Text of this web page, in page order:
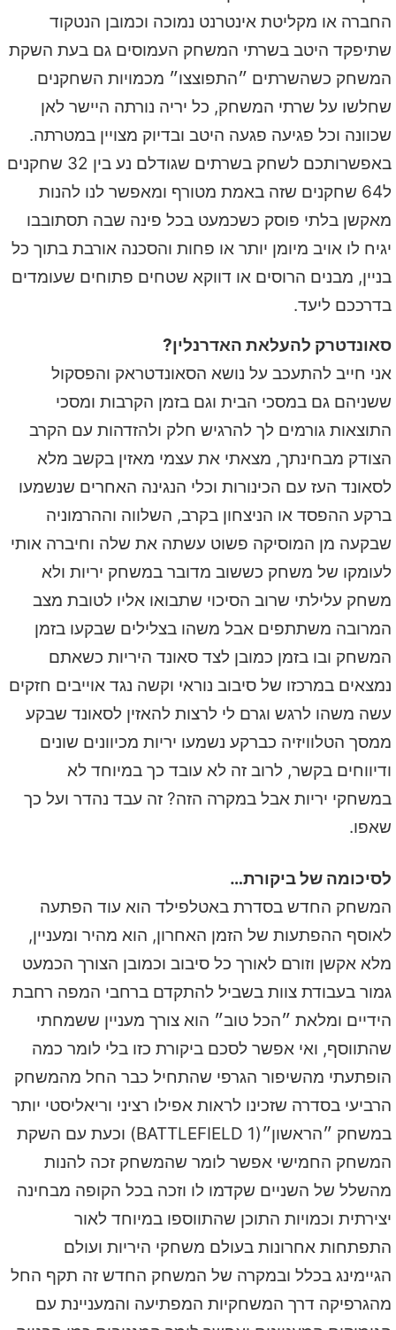
החברה או מקליטת אינטרנט נמוכה וכמובן הנטקוד
שתיפקד היטב בשרתי המשחק העמוסים גם בעת השקת
המשחק כשהשרתים ״התפוצצו״ מכמויות השחקנים
שחלשו על שרתי המשחק, כל יריה נורתה היישר לאן
שכוונה וכל פגיעה פגעה היטב ובדיוק מצויין במטרתה.
באפשרותכם לשחק בשרתים שגודלם נע בין 32 שחקנים
ל64 שחקנים שזה באמת מטורף ומאפשר לנו להנות
מאקשן בלתי פוסק כשכמעט בכל פינה שבה תסתובבו
יגיח לו אויב מיומן יותר או פחות והסכנה אורבת בתוך כל
בניין, מבנים הרוסים או דווקא שטחים פתוחים שעומדים
בדרככם ליעד.
סאונדטרק להעלאת האדרנלין?
אני חייב להתעכב על נושא הסאונדטראק והפסקול
ששניהם גם במסכי הבית וגם בזמן הקרבות ומסכי
התוצאות גורמים לך להרגיש חלק ולהזדהות עם הקרב
הצודק מבחינתך, מצאתי את עצמי מאזין בקשב מלא
לסאונד העז עם הכינורות וכלי הנגינה האחרים שנשמעו
ברקע ההפסד או הניצחון בקרב, השלווה וההרמוניה
שבקעה מן המוסיקה פשוט עשתה את שלה וחיברה אותי
לעומקו של משחק כששוב מדובר במשחק יריות ולא
משחק עלילתי שרוב הסיכוי שתבואו אליו לטובת מצב
המרובה משתתפים אבל משהו בצלילים שבקעו בזמן
המשחק ובו בזמן כמובן לצד סאונד היריות כשאתם
נמצאים במרכזו של סיבוב נוראי וקשה נגד אוייבים חזקים
עשה משהו לרגש וגרם לי לרצות להאזין לסאונד שבקע
ממסך הטלוויזיה כברקע נשמעו יריות מכיוונים שונים
ודיווחים בקשר, לרוב זה לא עובד כך במיוחד לא
במשחקי יריות אבל במקרה הזה? זה עבד נהדר ועל כך
שאפו.
לסיכומה של ביקורת…
המשחק החדש בסדרת באטלפילד הוא עוד הפתעה
לאוסף ההפתעות של הזמן האחרון, הוא מהיר ומעניין,
מלא אקשן וזורם לאורך כל סיבוב וכמובן הצורך הכמעט
גמור בעבודת צוות בשביל להתקדם ברחבי המפה רחבת
הידיים ומלאת ״הכל טוב״ הוא צורך מעניין ששמחתי
שהתווסף, ואי אפשר לסכם ביקורת כזו בלי לומר כמה
הופתעתי מהשיפור הגרפי שהתחיל כבר החל מהמשחק
הרביעי בסדרה שזכינו לראות אפילו רציני וריאליסטי יותר
במשחק ״הראשון״(BATTLEFIELD 1) וכעת עם השקת
המשחק החמישי אפשר לומר שהמשחק זכה להנות
מהשלל של השניים שקדמו לו וזכה בכל הקופה מבחינה
יצירתית וכמויות התוכן שהתווספו במיוחד לאור
התפתחות אחרונות בעולם משחקי היריות ועולם
הגיימינג בכלל ובמקרה של המשחק החדש זה תקף החל
מהגרפיקה דרך המשחקיות המפתיעה והמעניינת עם